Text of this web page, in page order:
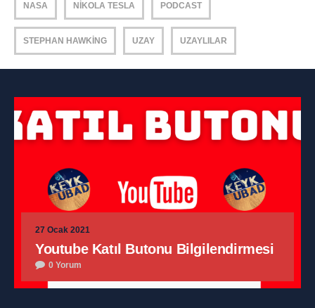
NASA NIKOLA TESLA PODCAST
STEPHAN HAWKING UZAY UZAYLILAR
27 Ocak 2021
Youtube Katıl Butonu Bilgilendirmesi
0 Yorum